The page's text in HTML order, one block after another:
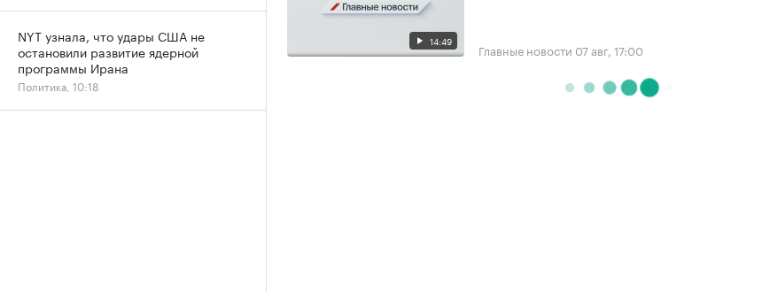
14:49 Главные новости 07 авг, 17:00
NYT узнала, что удары США не
остановили развитие ядерной
программы Ирана
Политика, 10:18